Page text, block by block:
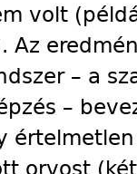
volt
Az
– a
–
orvost